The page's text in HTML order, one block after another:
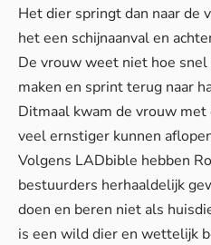
Het dier springt dan naar de
het een schijnaanval en
De vrouw weet niet hoe
maken en sprint terug naar
Ditmaal kwam de vrouw met
veel ernstiger kunnen
Volgens LADbible hebben
bestuurders herhaaldelijk
doen en beren niet als
is een wild dier en wettelijk